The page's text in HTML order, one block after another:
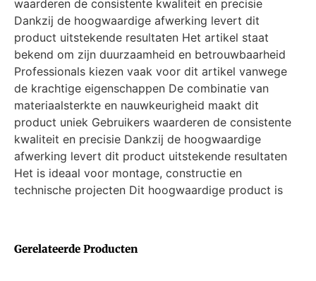
Gerelateerde Producten
waarderen de consistente kwaliteit en precisie
Dankzij de hoogwaardige afwerking levert dit
product uitstekende resultaten Het artikel staat
bekend om zijn duurzaamheid en betrouwbaarheid
Professionals kiezen vaak voor dit artikel vanwege
de krachtige eigenschappen De combinatie van
materiaalsterkte en nauwkeurigheid maakt dit
product uniek Gebruikers waarderen de consistente
kwaliteit en precisie Dankzij de hoogwaardige
afwerking levert dit product uitstekende resultaten
Het is ideaal voor montage, constructie en
technische projecten Dit hoogwaardige product is